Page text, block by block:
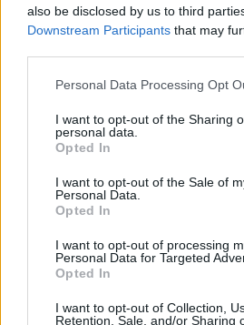
also be disclosed by us to third
Downstream Participants that may
Please note that this website/app
not limited to your visit or usage
grant or deny consent to Google and
use your data for below specified
consent section.
Personal Data Processing Opt
I want to opt-out of the Sharing
personal data.
Opted In
I want to opt-out of the Sale of
Personal Data.
Opted In
I want to opt-out of processing
Personal Data for Targeted
Opted In
I want to opt-out of Collection,
Retention, Sale, and/or Sharing
Email*
Add Comment*
Save my name, email and website in
next time I comment.